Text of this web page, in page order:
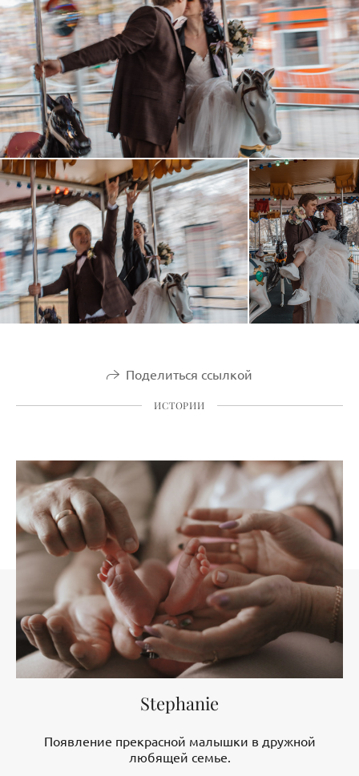
Поделиться ссылкой
ИСТОРИИ
Stephanie
Появление прекрасной малышки в дружной
любящей семье.